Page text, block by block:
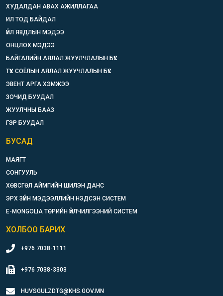
ХУДАЛДАН АВАХ АЖИЛЛАГАА
ИЛ ТОД БАЙДАЛ
ҮЙЛ ЯВДЛЫН МЭДЭЭ
ОНЦЛОХ МЭДЭЭ
БАЙГАЛИЙН АЯЛАЛ ЖУУЛЧЛАЛЫН БҮС
ТҮҮХ СОЁЛЫН АЯЛАЛ ЖУУЧЛАЛЫН БҮС
ЭВЕНТ АРГА ХЭМЖЭЭ
ЗОЧИД БУУДАЛ
ЖУУЛЧНЫ БААЗ
ГЭР БУУДАЛ
БУСАД
МАЯГТ
СОНГУУЛЬ
ХӨВСГӨЛ АЙМГИЙН ШИЛЭН ДАНС
ЭРХ ЗҮЙН МЭДЭЭЛЛИЙН НЭДСЭН СИСТЕМ
E-MONGOLIA ТӨРИЙН ҮЙЛЧИЛГЭЭНИЙ СИСТЕМ
ХОЛБОО БАРИХ
+976 7038-1111
+976 7038-3303
HUVSGULZDTG@KHS.GOV.MN